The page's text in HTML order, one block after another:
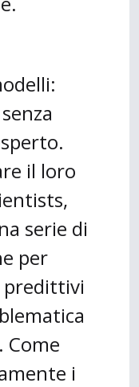
il loro
serie di
per
predittivi
Come
i